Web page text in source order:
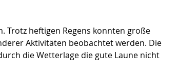
Trotz heftigen Regens konnten große
Aktivitäten beobachtet werden. Die
die Wetterlage die gute Laune nicht